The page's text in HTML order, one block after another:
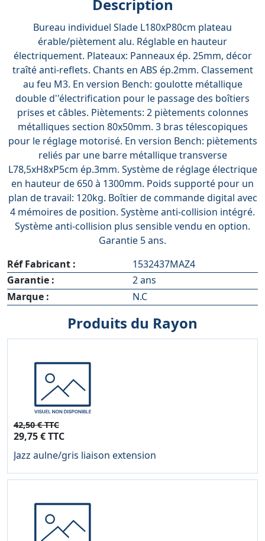
Description
Bureau individuel Slade L180xP80cm plateau
érable/piètement alu. Réglable en hauteur
électriquement. Plateaux: Panneaux ép. 25mm, décor
traîté anti-reflets. Chants en ABS ép.2mm. Classement
au feu M3. En version Bench: goulotte métallique
double d''électrification pour le passage des boîtiers
prises et câbles. Piètements: 2 piètements colonnes
métalliques section 80x50mm. 3 bras télescopiques
pour le réglage motorisé. En version Bench: piètements
reliés par une barre métallique transverse
L78,5xH8xP5cm ép.3mm. Système de réglage électrique
en hauteur de 650 à 1300mm. Poids supporté pour un
plan de travail: 120kg. Boîtier de commande digital avec
4 mémoires de position. Système anti-collision intégré.
Système anti-collision plus sensible vendu en option.
Garantie 5 ans.
Réf Fabricant :
1532437MAZ4
Garantie :
2 ans
Marque :
N.C
Produits du Rayon
42,50 € TTC
29,75 € TTC
Jazz aulne/gris liaison extension